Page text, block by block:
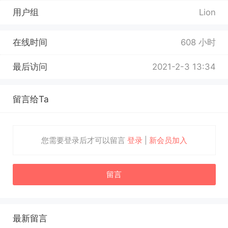
用户组 Lion
在线时间 608 小时
最后访问 2021-2-3 13:34
留言给Ta
您需要登录后才可以留言 登录| 新会员加入
留言
最新留言